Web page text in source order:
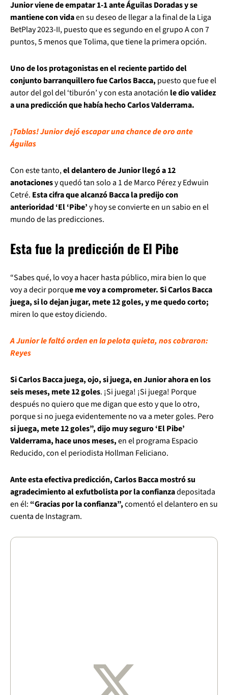
Junior viene de empatar 1-1 ante Águilas Doradas y se
mantiene con vidaen su deseo de llegar a la final de la Liga
BetPlay 2023-II, puesto que es segundo en el grupo A con 7
puntos, 5 menos que Tolima, que tiene la primera opción.
Uno de los protagonistas en el reciente partido del
conjunto barranquillero fue Carlos Bacca, puesto que fue el
autor del gol del ‘tiburón’ y con esta anotación le dio validez
a una predicción que había hecho Carlos Valderrama.
¡Tablas! Junior dejó escapar una chance de oro ante
Águilas
Con este tanto,el delantero de Junior llegó a 12
anotacionesy quedó tan solo a 1 de Marco Pérez y Edwuin
Cetré. Esta cifra que alcanzó Bacca la predijo con
anterioridad ‘El ‘Pibe’y hoy se convierte en un sabio en el
mundo de las predicciones.
Esta fue la predicción de El Pibe
“Sabes qué, lo voy a hacer hasta público, mira bien lo que
voy a decir porque me voy a comprometer. Si Carlos Bacca
juega, si lo dejan jugar, mete 12 goles, y me quedo corto;
miren lo que estoy diciendo.
A Junior le faltó orden en la pelota quieta, nos cobraron:
Reyes
Si Carlos Bacca juega, ojo, si juega, en Junior ahora en los
seis meses, mete 12 goles. ¡Si juega! ¡Si juega! Porque
después no quiero que me digan que esto y que lo otro,
porque si no juega evidentemente no va a meter goles. Pero
si juega, mete 12 goles”, dijo muy seguro ‘El Pibe’
Valderrama, hace unos meses,en el programa Espacio
Reducido, con el periodista Hollman Feliciano.
Ante esta efectiva predicción, Carlos Bacca mostró su
agradecimiento al exfutbolista por la confianzadepositada
en él: “Gracias por la confianza”,comentó el delantero en su
cuenta de Instagram.